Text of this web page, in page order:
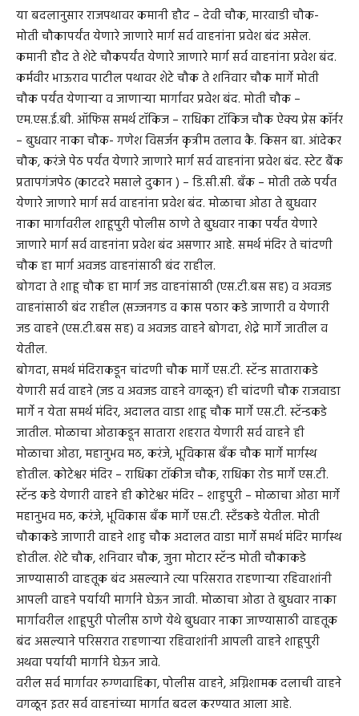
या बदलानुसार राजपथावर कमानी हौद – देवी चौक, मारवाडी चौक-
मोती चौकापर्यंत येणारे जाणारे मार्ग सर्व वाहनांना प्रवेश बंद असेल.
कमानी हौद ते शेटे चौकपर्यंत येणारे जाणारे मार्ग सर्व वाहनांना प्रवेश बंद.
कर्मवीर भाऊराव पाटील पथावर शेटे चौक ते शनिवार चौक मार्गे मोती
चौक पर्यंत येणाऱ्या व जाणाऱ्या मार्गावर प्रवेश बंद. मोती चौक –
एम.एस.ई.बी. ऑफिस समर्थ टॉकिज – राधिका टॉकिज चौक ऐक्य प्रेस कॉर्नर
– बुधवार नाका चौक- गणेश विसर्जन कृत्रीम तलाव कै. किसन बा. आंदेकर
चौक, करंजे पेठ पर्यंत येणारे जाणारे मार्ग सर्व वाहनांना प्रवेश बंद. स्टेट बैंक
प्रतापगंजपेठ (काटदरे मसाले दुकान ) – डि.सी.सी. बँक – मोती तळे पर्यंत
येणारे जाणारे मार्ग सर्व वाहनांना प्रवेश बंद. मोळाचा ओढा ते बुधवार
नाका मार्गावरील शाहूपुरी पोलीस ठाणे ते बुधवार नाका पर्यंत येणारे
जाणारे मार्ग सर्व वाहनांना प्रवेश बंद असणार आहे. समर्थ मंदिर ते चांदणी
चौक हा मार्ग अवजड वाहनांसाठी बंद राहील.
बोगदा ते शाहू चौक हा मार्ग जड वाहनांसाठी (एस.टी.बस सह) व अवजड
वाहनांसाठी बंद राहील (सज्जनगड व कास पठार कडे जाणारी व येणारी
जड वाहने (एस.टी.बस सह) व अवजड वाहने बोगदा, शेद्रे मार्गे जातील व
येतील.
बोगदा, समर्थ मंदिराकडून चांदणी चौक मार्गे एस.टी. स्टॅन्ड साताराकडे
येणारी सर्व वाहने (जड व अवजड वाहने वगळून) ही चांदणी चौक राजवाडा
मार्गे न येता समर्थ मंदिर, अदालत वाडा शाहू चौक मार्गे एस.टी. स्टॅन्डकडे
जातील. मोळाचा ओढाकडून सातारा शहरात येणारी सर्व वाहने ही
मोळाचा ओढा, महानुभव मठ, करंजे, भूविकास बँक चौक मार्गे मार्गस्थ
होतील. कोटेश्वर मंदिर – राधिका टॉकीज चौक, राधिका रोड मार्गे एस.टी.
स्टॅन्ड कडे येणारी वाहने ही कोटेश्वर मंदिर – शाहुपुरी – मोळाचा ओढा मार्गे
महानुभव मठ, करंजे, भूविकास बँक मार्गे एस.टी. स्टँडकडे येतील. मोती
चौकाकडे जाणारी वाहने शाहु चौक अदालत वाडा मार्गे समर्थ मंदिर मार्गस्थ
होतील. शेटे चौक, शनिवार चौक, जुना मोटार स्टॅन्ड मोती चौकाकडे
जाण्यासाठी वाहतूक बंद असल्याने त्या परिसरात राहणाऱ्या रहिवाशांनी
आपली वाहने पर्यायी मार्गाने घेऊन जावी. मोळाचा ओढा ते बुधवार नाका
मार्गावरील शाहूपुरी पोलीस ठाणे येथे बुधवार नाका जाण्यासाठी वाहतूक
बंद असल्याने परिसरात राहणाऱ्या रहिवाशांनी आपली वाहने शाहूपुरी
अथवा पर्यायी मार्गाने घेऊन जावे.
वरील सर्व मार्गावर रुग्णवाहिका, पोलीस वाहने, अग्निशामक दलाची वाहने
वगळून इतर सर्व वाहनांच्या मार्गात बदल करण्यात आला आहे.